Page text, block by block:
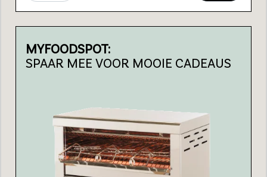
MYFOODSPOT:
SPAAR MEE VOOR MOOIE CADEAUS